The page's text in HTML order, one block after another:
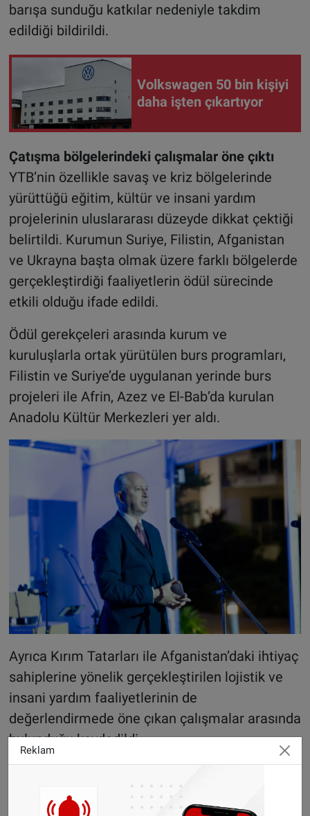
barışa sunduğu katkılar nedeniyle takdim
edildiği bildirildi.
Volkswagen 50 bin kişiyi
daha işten çıkartıyor
Çatışma bölgelerindeki çalışmalar öne çıktı
YTB’nin özellikle savaş ve kriz bölgelerinde
yürüttüğü eğitim, kültür ve insani yardım
projelerinin uluslararası düzeyde dikkat çektiği
belirtildi. Kurumun Suriye, Filistin, Afganistan
ve Ukrayna başta olmak üzere farklı bölgelerde
gerçekleştirdiği faaliyetlerin ödül sürecinde
etkili olduğu ifade edildi.
Ödül gerekçeleri arasında kurum ve
kuruluşlarla ortak yürütülen burs programları,
Filistin ve Suriye’de uygulanan yerinde burs
projeleri ile Afrin, Azez ve El-Bab’da kurulan
Anadolu Kültür Merkezleri yer aldı.
Ayrıca Kırım Tatarları ile Afganistan’daki ihtiyaç
sahiplerine yönelik gerçekleştirilen lojistik ve
insani yardım faaliyetlerinin de
değerlendirmede öne çıkan çalışmalar arasında
bulunduğu kaydedildi.
PAM delegeleri, uluslararası kurum temsilcileri
Reklam